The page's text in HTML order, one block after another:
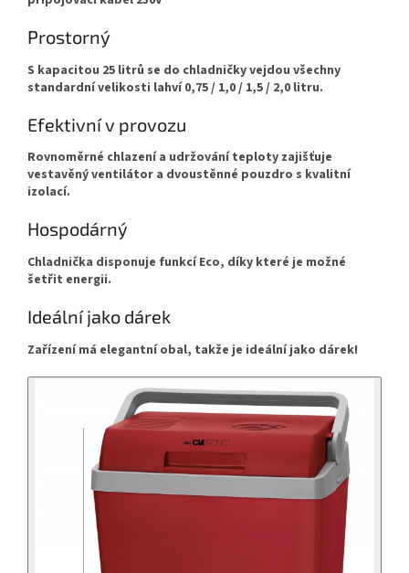
Prostorný
S kapacitou 25 litrů se do chladničky vejdou všechny
standardní velikosti lahví 0,75 / 1,0 / 1,5 / 2,0 litru.
Efektivní v provozu
Rovnoměrné chlazení a udržování teploty zajišťuje
vestavěný ventilátor a dvoustěnné pouzdro s kvalitní
izolací.
Hospodárný
Chladnička disponuje funkcí Eco, díky které je možné
šetřit energii.
Ideální jako dárek
Zařízení má elegantní obal, takže je ideální jako dárek!